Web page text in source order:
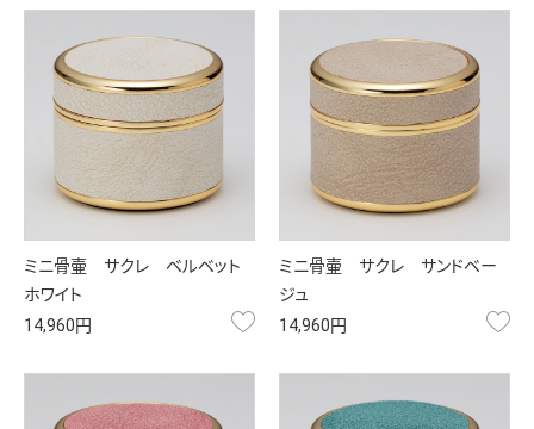
ミニ骨壷 サクレ ベルベット
ホワイト
14,960円
お気に入り
ミニ骨壷 サクレ サンドベー
ジュ
14,960円